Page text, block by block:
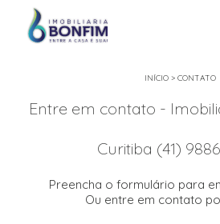
INÍCIO> CONTATO
Entre em contato -
Curitiba (41)
Preencha o formulário para
Ou entre em contato